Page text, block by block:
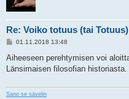
Re: Voiko totuus (tai
V
e
t
01.11.2018 13:48
Aiheeseen perehtymisen voi
Länsimaisen filosofian historiasta.
Sano se sävelin